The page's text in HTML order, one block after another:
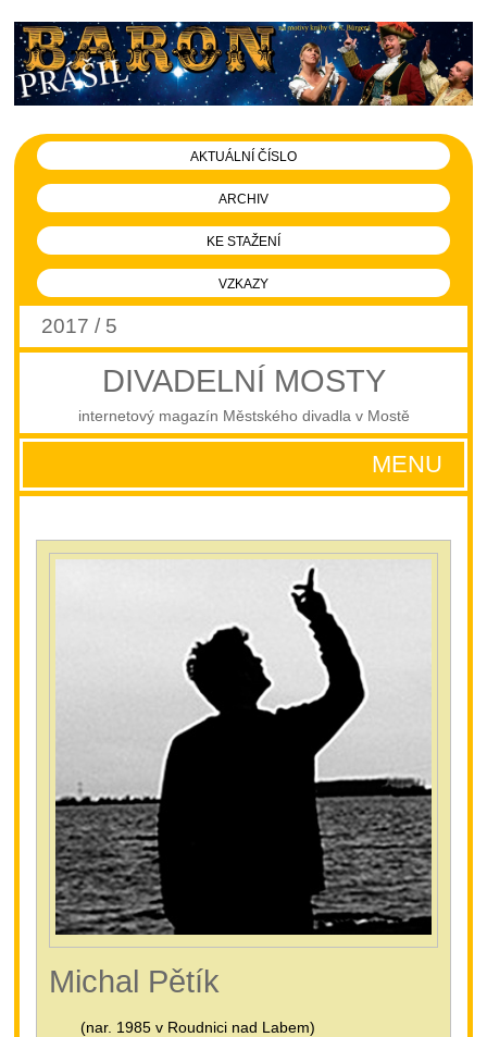
AKTUÁLNÍ ČÍSLO
ARCHIV
KE STAŽENÍ
VZKAZY
2017 / 5
DIVADELNÍ MOSTY
internetový magazín Městského divadla v Mostě
MENU
Michal Pětík
(nar. 1985 v Roudnici nad Labem)